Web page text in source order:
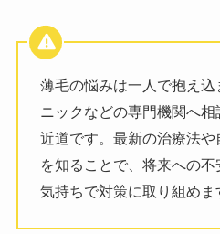
薄毛の悩みは一人で抱え込
ニックなどの専門機関へ
近道です。最新の治療法
を知ることで、将来への
気持ちで対策に取り組めま